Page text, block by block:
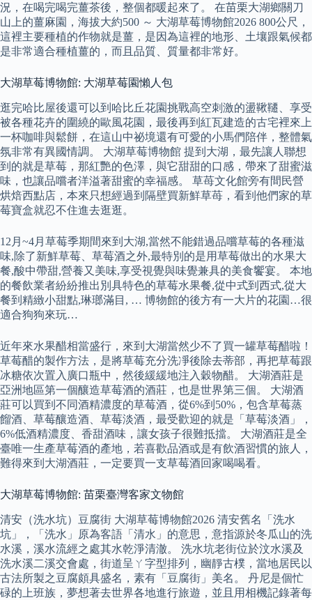
況，在喝完喝完薑茶後，整個都暖起來了。 在苗栗大湖鄉關刀
山上的薑麻園，海拔大約500 ～ 大湖草莓博物館2026 800公尺，
這裡主要種植的作物就是薑，是因為這裡的地形、土壤跟氣候都
是非常適合種植薑的，而且品質、質量都非常好。
大湖草莓博物館: 大湖草莓園懶人包
逛完哈比屋後還可以到哈比丘花園挑戰高空刺激的盪鞦韆、享受
被各種花卉的圍繞的歐風花園，最後再到紅瓦建造的古宅裡來上
一杯咖啡與鬆餅，在這山中祕境還有可愛的小馬們陪伴，整體氣
氛非常有異國情調。 大湖草莓博物館 提到大湖，最先讓人聯想
到的就是草莓，那紅艷的色澤，與它甜甜的口感，帶來了甜蜜滋
味，也讓品嚐者洋溢著甜蜜的幸福感。 草苺文化館旁有間民營
烘焙西點店，本來只想經過到隔壁買新鮮草苺，看到他們家的草
莓寶盒就忍不住進去逛逛。
12月~4月草莓季期間來到大湖,當然不能錯過品嚐草莓的各種滋
味,除了新鮮草莓、草莓酒之外,最特別的是用草莓做出的水果大
餐,酸中帶甜,營養又美味,享受視覺與味覺兼具的美食饗宴。 本地
的餐飲業者紛紛推出別具特色的草莓水果餐,從中式到西式,從大
餐到精緻小甜點,琳瑯滿目, … 博物館的後方有一大片的花園…很
適合狗狗來玩…
近年來水果醋相當盛行，來到大湖當然少不了買一罐草莓醋啦！
草莓醋的製作方法，是將草莓充分洗凈後除去蒂部，再把草莓跟
冰糖依次置入廣口瓶中，然後緩緩地注入穀物醋。 大湖酒莊是
亞洲地區第一個釀造草莓酒的酒莊，也是世界第三個。 大湖酒
莊可以買到不同酒精濃度的草莓酒，從6%到50%，包含草莓蒸
餾酒、草莓釀造酒、草莓淡酒，最受歡迎的就是「草莓淡酒」，
6%低酒精濃度、香甜酒味，讓女孩子很難抵擋。 大湖酒莊是全
臺唯一生產草莓酒的產地，若喜歡品酒或是有飲酒習慣的旅人，
難得來到大湖酒莊，一定要買一支草莓酒回家喝喝看。
大湖草莓博物館: 苗栗臺灣客家文物館
清安（洗水坑）豆腐街 大湖草莓博物館2026 清安舊名「洗水
坑」，「洗水」原為客語「清水」的意思，意指源於冬瓜山的洗
水溪，溪水流經之處其水乾淨清澈。 洗水坑老街位於汶水溪及
洗水溪二溪交會處，街道呈ㄚ字型排列，幽靜古樸，當地居民以
古法所製之豆腐頗具盛名，素有「豆腐街」美名。 丹尼是個忙
碌的上班族，夢想著去世界各地進行旅遊，並且用相機記錄著每